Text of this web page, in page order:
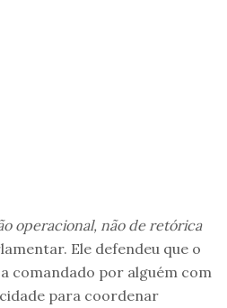
operacional, não de retórica
Ele defendeu que o
comandado por alguém com
para coordenar